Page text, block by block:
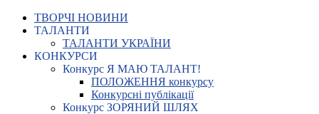
ТВОРЧІ НОВИНИ
ТАЛАНТИ
ТАЛАНТИ УКРАЇНИ
КОНКУРСИ
Конкурс Я МАЮ ТАЛАНТ!
ПОЛОЖЕННЯ конкурсу
Конкурсні публікації
Конкурс ЗОРЯНИЙ ШЛЯХ